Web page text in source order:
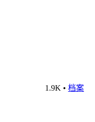
1.9K • 档案